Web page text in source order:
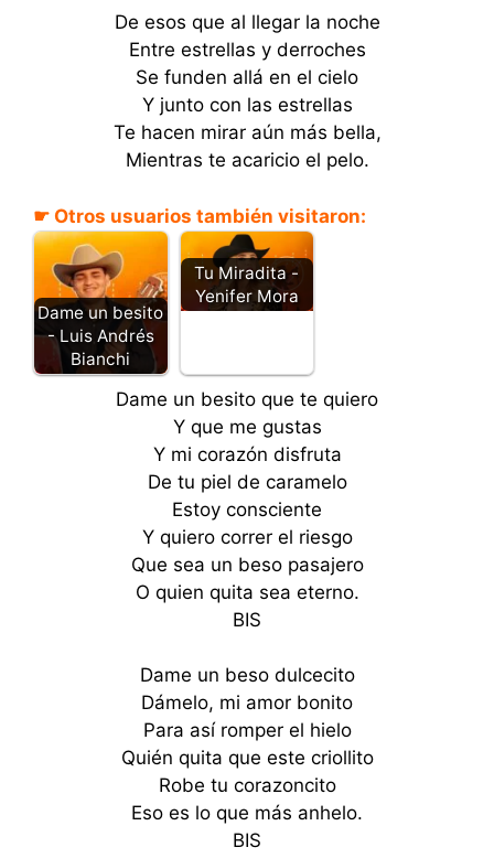
De esos que al llegar la noche
Entre estrellas y derroches
Se funden allá en el cielo
Y junto con las estrellas
Te hacen mirar aún más bella,
Mientras te acaricio el pelo.
☛ Otros usuarios también visitaron:
Dame un besito
- Luis Andrés
Bianchi
Tu Miradita -
Yenifer Mora
Dame un besito que te quiero
Y que me gustas
Y mi corazón disfruta
De tu piel de caramelo
Estoy consciente
Y quiero correr el riesgo
Que sea un beso pasajero
O quien quita sea eterno.
BIS
Dame un beso dulcecito
Dámelo, mi amor bonito
Para así romper el hielo
Quién quita que este criollito
Robe tu corazoncito
Eso es lo que más anhelo.
BIS